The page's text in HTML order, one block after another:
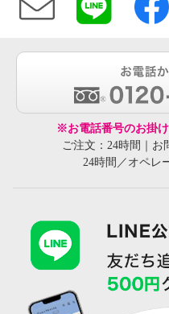
※お電話番号のお掛け
ご注文：24時間｜お
24時間／オペレ